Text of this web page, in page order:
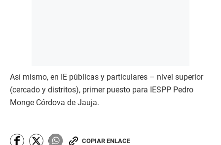
Así mismo, en IE públicas y particulares – nivel superior
(cercado y distritos), primer puesto para IESPP Pedro
Monge Córdova de Jauja.
COPIAR ENLACE